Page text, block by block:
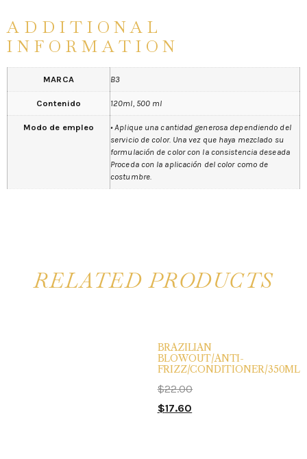
ADDITIONAL
INFORMATION
MARCA B3
Contenido 120ml, 500 ml
Modo de empleo
• Aplique una cantidad generosa dependiendo del
servicio de color. Una vez que haya mezclado su
formulación de color con la consistencia deseada
Proceda con la aplicación del color como de
costumbre.
RELATED PRODUCTS
BRAZILIAN
BLOWOUT/ANTI-
FRIZZ/CONDITIONER/350ML
$22.00
$17.60